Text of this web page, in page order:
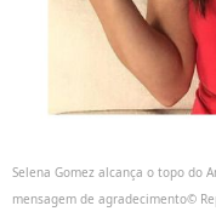
Selena Gomez alcança o topo do
mensagem de agradecimento©